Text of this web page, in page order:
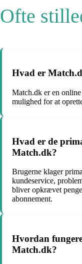
Ofte
Hvad er
Match.dk er en
mulighed for at
Hvad er de
Match.dk?
Brugerne klager
kundeservice,
bliver opkrævet
abonnement.
Hvordan
Match.dk?